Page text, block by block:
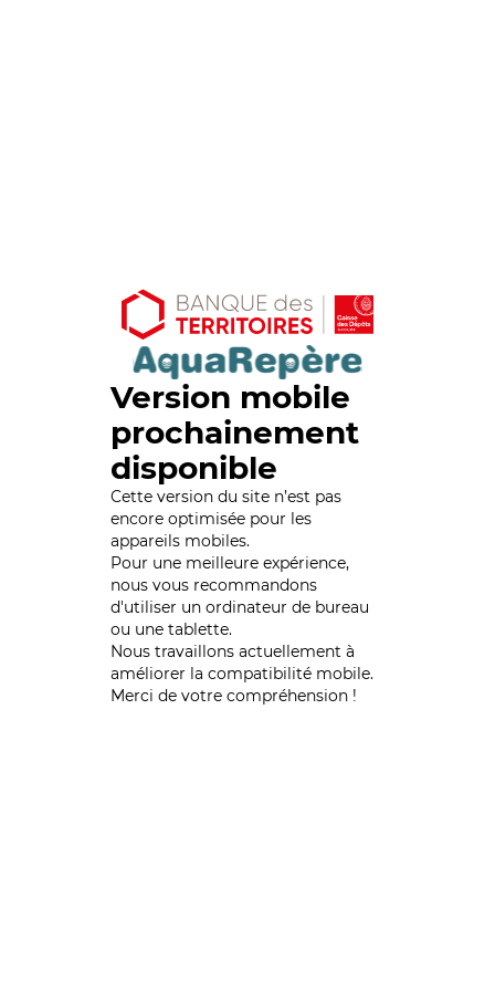
Version mobile
prochainement
disponible
Cette version du site n’est pas
encore optimisée pour les
appareils mobiles.
Pour une meilleure expérience,
nous vous recommandons
d'utiliser un ordinateur de bureau
ou une tablette.
Nous travaillons actuellement à
améliorer la compatibilité mobile.
Merci de votre compréhension !